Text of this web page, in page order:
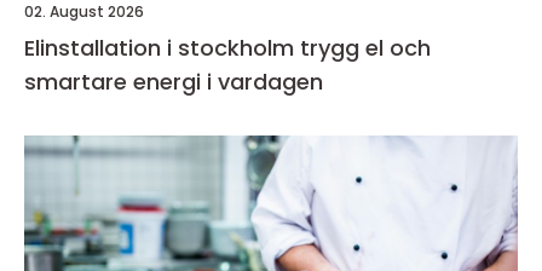
02. August 2026
Elinstallation i stockholm trygg el och
smartare energi i vardagen